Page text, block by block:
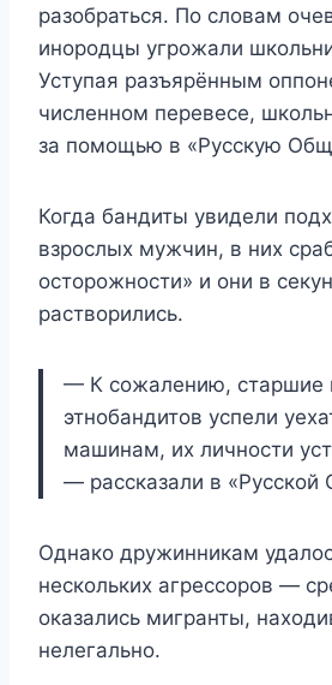
разобраться. По словам
инородцы угрожали
Уступая разъярённым
численном перевесе,
за помощью в «Русскую
Когда бандиты увидели
взрослых мужчин, в них
осторожности» и они в
растворились.
— К сожалению, старшие
этнобандитов успели
машинам, их личности
— рассказали в «Русской
Однако дружинникам
нескольких агрессоров —
оказались мигранты,
нелегально.